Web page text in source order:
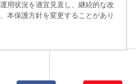
用状況を適宜見直し、継続的な改
本保護方針を変更することがあり